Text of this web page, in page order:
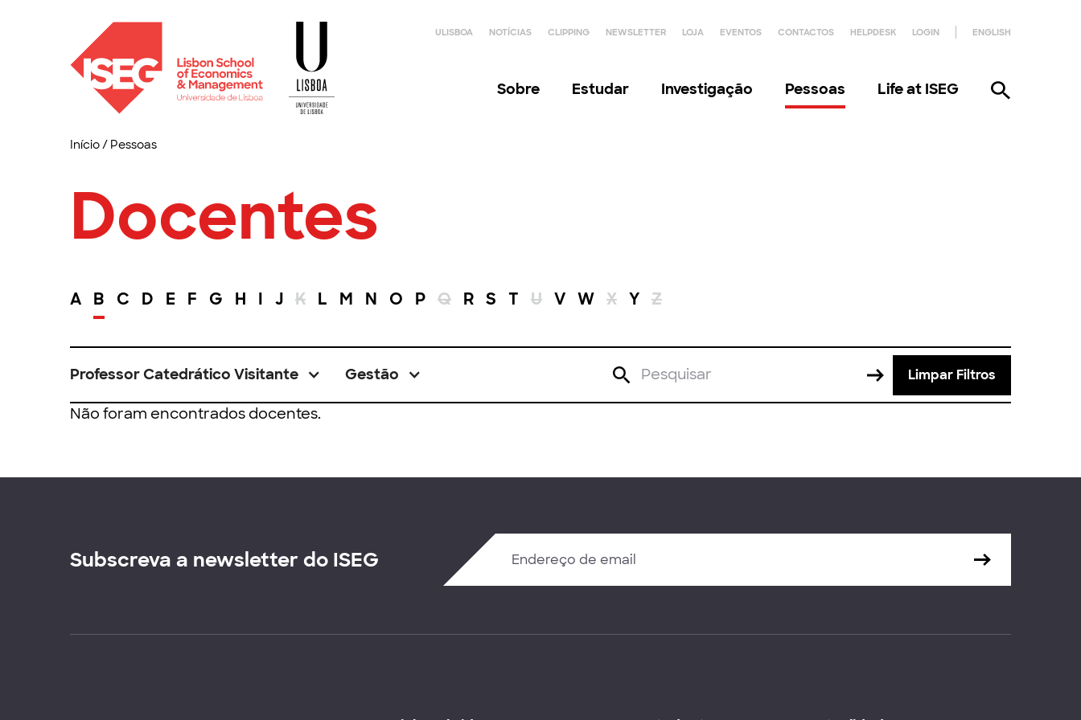
ULISBOA NOTÍCIAS CLIPPING NEWSLETTER LOJA EVENTOS CONTACTOS HELPDESK LOGIN ENGLISH
Sobre Estudar Investigação Pessoas Life at ISEG
Início/ Pessoas
Docentes
A B C D E F G H I J K L M N O P Q R S T U V W X Y Z
Professor Catedrático Visitante Gestão Limpar Filtros
Não foram encontrados docentes.
Subscreva a newsletter do ISEG